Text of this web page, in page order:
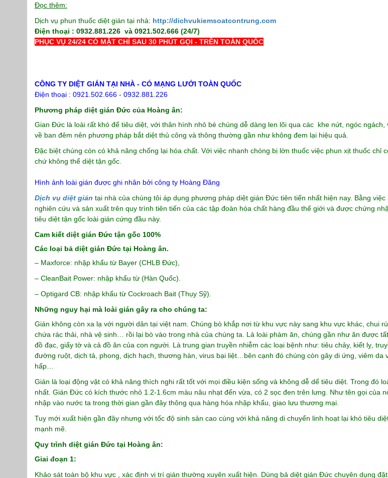
Đọc thêm:
Dịch vụ phun thuốc diệt gián tại nhà: http://dichvukiemsoatcontrung.com
Điện thoại : 0932.881.226 và 0921.502.666 (24/7)
PHỤC VỤ 24/24 CÓ MẶT CHỈ SAU 30 PHÚT GỌI - TRÊN TOÀN QUỐC
CÔNG TY DIỆT GIÁN TẠI NHÀ - CÓ MẠNG LƯỚI TOÀN QUỐC
Điện thoại : 0921.502.666 - 0932.881.226
Phương pháp diệt gián Đức của Hoàng ân:
Gian Đức là loài rất khó để tiêu diệt, với thân hình nhỏ bé chúng dễ dàng len lõi qua các khe nứt, ngóc ngách,
về ban đêm nên phương pháp bắt diệt thủ công và thông thường gần như không đem lại hiệu quả.
Đặc biệt chúng còn có khả năng chống lại hóa chất. Với việc nhanh chóng bị lờn thuốc việc phun xịt thuốc chỉ
chứ không thể diệt tận gốc.
Hình ảnh loài gián được ghi nhân bởi công ty Hoàng Đăng
Dịch vụ diệt gián tại nhà của chúng tôi áp dụng phương pháp diệt gián Đức tiên tiến nhất hiện nay. Bằng
nghiên cứu và sản xuất trên quy trình tiên tiến của các tập đoàn hóa chất hàng đầu thế giới và được chứng
tiêu diệt tận gốc loài gián cứng đầu này.
Cam kiết diệt gián Đức tận gốc 100%
Các loại bả diệt gián Đức tại Hoàng ân.
– Maxforce: nhập khẩu từ Bayer (CHLB Đức),
– CleanBait Power: nhập khẩu từ (Hàn Quốc).
– Optigard CB: nhập khẩu từ Cockroach Bait (Thụy Sỹ).
Những nguy hại mà loài gián gây ra cho chúng ta:
Gián không còn xa lạ với người dân tại việt nam. Chúng bò khắp nơi từ khu vực này sang khu vực khác, chui
chứa rác thải, nhà vệ sinh… rồi lại bò vào trong nhà của chúng ta. Là loài phàm ăn, chúng gần như ăn được
đồ đạc, giấy tờ và cả đồ ăn của con người. Là trung gian truyền nhiễm các loại bệnh như: tiêu chảy, kiết lỵ,
đường ruột, dịch tả, phong, dịch hạch, thương hàn, virus bại liệt…bên cạnh đó chúng còn gây di ứng, viêm da
hấp…
Gián là loại động vật có khả năng thích nghi rất tốt với mọi điều kiện sống và không dễ dể tiêu diệt. Trong đó
nhất. Gián Đức có kích thước nhỏ 1.2-1.6cm màu nâu nhạt đến vừa, có 2 sọc đen trên lưng. Như tên gọi của
nhập vào nước ta trong thời gian gần đây thông qua hàng hóa nhập khẩu, giao lưu thương mại.
Tuy mới xuất hiện gần đây nhưng với tốc độ sinh sản cao cùng với khả năng di chuyển linh hoạt lại khó tiêu
mạnh mẽ.
Quy trình diệt gián Đức tại Hoàng ân:
Giai đoạn 1:
Khảo sát toàn bộ khu vực , xác định vị trí gián thường xuyên xuất hiện. Dùng bả diệt gián Đức chuyên dụng